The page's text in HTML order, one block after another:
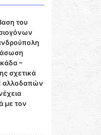
του
–
σχετικά
αλλοδαπών
με τον